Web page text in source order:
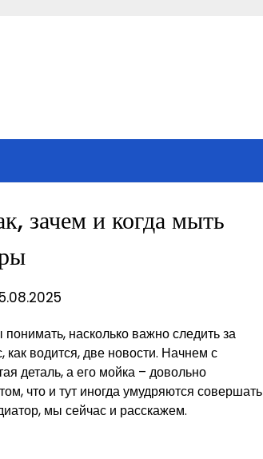
зачем и когда мыть
насколько важно следить за
водится, две новости. Начнем с
деталь, а его мойка – довольно
что и тут иногда умудряются совершать
мы сейчас и расскажем.